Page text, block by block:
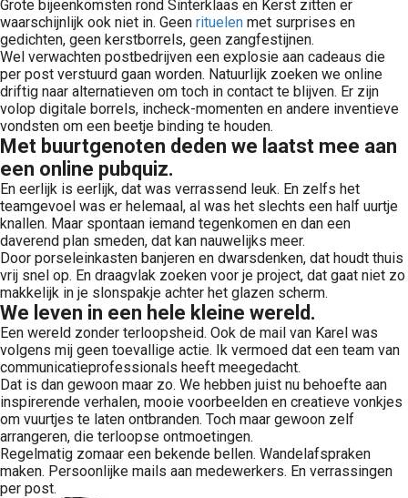
Grote bijeenkomsten rond Sinterklaas en Kerst zitten er
waarschijnlijk ook niet in. Geen rituelen met surprises en
gedichten, geen kerstborrels, geen zangfestijnen.
Wel verwachten postbedrijven een explosie aan cadeaus die
per post verstuurd gaan worden. Natuurlijk zoeken we online
driftig naar alternatieven om toch in contact te blijven. Er zijn
volop digitale borrels, incheck-momenten en andere inventieve
vondsten om een beetje binding te houden.
Met buurtgenoten deden we laatst mee aan
een online pubquiz.
En eerlijk is eerlijk, dat was verrassend leuk. En zelfs het
teamgevoel was er helemaal, al was het slechts een half uurtje
knallen. Maar spontaan iemand tegenkomen en dan een
daverend plan smeden, dat kan nauwelijks meer.
Door porseleinkasten banjeren en dwarsdenken, dat houdt thuis
vrij snel op. En draagvlak zoeken voor je project, dat gaat niet zo
makkelijk in je slonspakje achter het glazen scherm.
We leven in een hele kleine wereld.
Een wereld zonder terloopsheid. Ook de mail van Karel was
volgens mij geen toevallige actie. Ik vermoed dat een team van
communicatieprofessionals heeft meegedacht.
Dat is dan gewoon maar zo. We hebben juist nu behoefte aan
inspirerende verhalen, mooie voorbeelden en creatieve vonkjes
om vuurtjes te laten ontbranden. Toch maar gewoon zelf
arrangeren, die terloopse ontmoetingen.
Regelmatig zomaar een bekende bellen. Wandelafspraken
maken. Persoonlijke mails aan medewerkers. En verrassingen
per post.